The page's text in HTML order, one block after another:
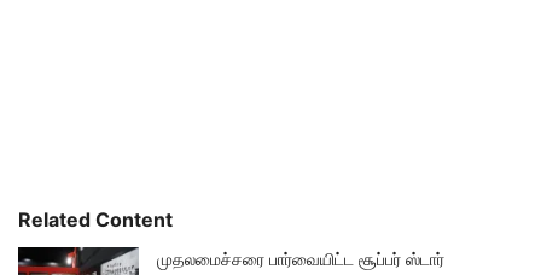
Related Content
முதலமைச்சரை பார்வையிட்ட சூப்பர் ஸ்டார்